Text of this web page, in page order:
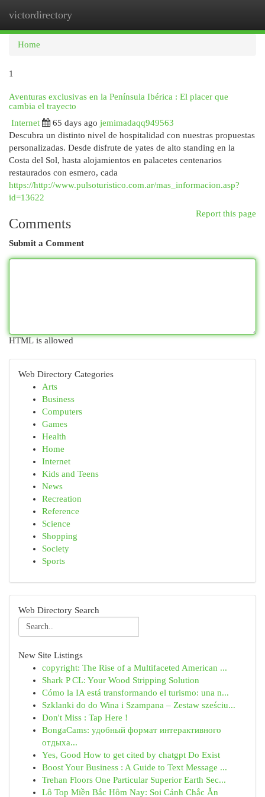
victordirectory
Home
1
Aventuras exclusivas en la Península Ibérica : El placer que
cambia el trayecto
Internet
65 days ago jemimadaqq949563
Descubra un distinto nivel de hospitalidad con nuestras propuestas
personalizadas. Desde disfrute de yates de alto standing en la
Costa del Sol, hasta alojamientos en palacetes centenarios
restaurados con esmero, cada
https://http://www.pulsoturistico.com.ar/mas_informacion.asp?
id=13622
Report this page
Comments
Submit a Comment
HTML is allowed
Web Directory Categories
Arts
Business
Computers
Games
Health
Home
Internet
Kids and Teens
News
Recreation
Reference
Science
Shopping
Society
Sports
Web Directory Search
New Site Listings
copyright: The Rise of a Multifaceted American ...
Shark P CL: Your Wood Stripping Solution
Cómo la IA está transformando el turismo: una n...
Szklanki do do Wina i Szampana – Zestaw sześciu...
Don't Miss : Tap Here !
BongaCams: удобный формат интерактивного
отдыха...
Yes, Good How to get cited by chatgpt Do Exist
Boost Your Business : A Guide to Text Message ...
Trehan Floors One Particular Superior Earth Sec...
Lô Top Miền Bắc Hôm Nay: Soi Cảnh Chắc Ăn